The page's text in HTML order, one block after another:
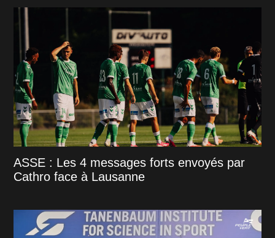
ASSE : Les 4 messages forts envoyés par
Cathro face à Lausanne